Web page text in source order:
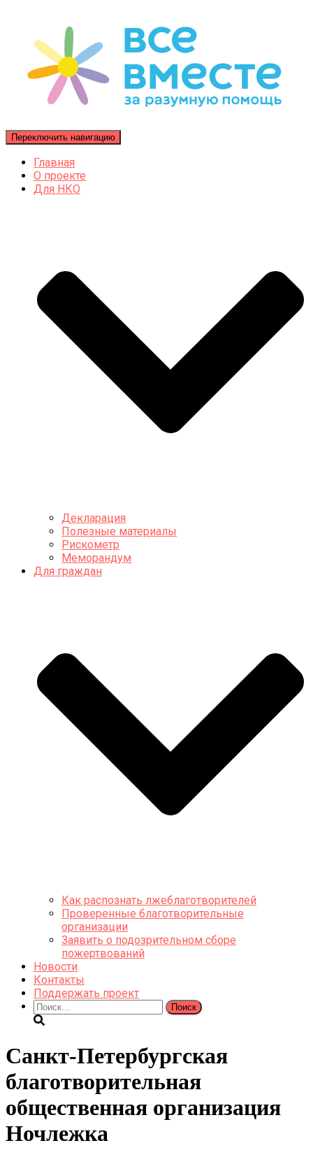
Переключить навигацию
Главная
О проекте
Для НКО
Декларация
Полезные материалы
Рискометр
Меморандум
Для граждан
Как распознать лжеблаготворителей
Проверенные благотворительные
организации
Заявить о подозрительном сборе
пожертвований
Новости
Контакты
Поддержать проект
Найти:
Санкт-Петербургская
благотворительная
общественная организация
Ночлежка